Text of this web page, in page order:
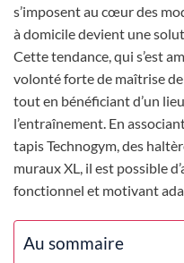
s’imposent au cœur des
à domicile devient une
Cette tendance, qui s’est
volonté forte de maîtrise de
tout en bénéficiant d’un
l’entraînement. En
tapis Technogym, des
muraux XL, il est possible
fonctionnel et motivant
Au sommaire